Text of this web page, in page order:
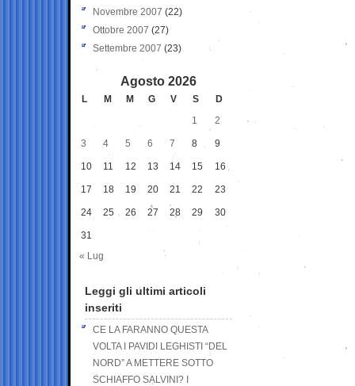
Novembre 2007 (22)
Ottobre 2007 (27)
Settembre 2007 (23)
Agosto 2026
L M M G V S
D
1
2
3 4 5 6 7 8 9
10 11 12 13 14 15 16
17 18 19 20 21 22 23
24 25 26 27 28 29 30
31
« Lug
Leggi gli ultimi articoli
inseriti
CE LA FARANNO QUESTA
VOLTA I PAVIDI LEGHISTI “DEL
NORD” A METTERE SOTTO
SCHIAFFO SALVINI? I